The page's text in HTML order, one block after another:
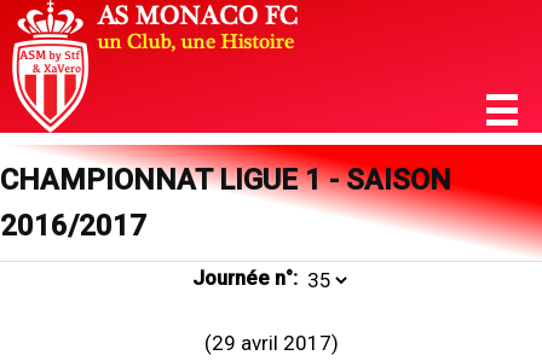
CHAMPIONNAT LIGUE 1 - SAISON
2016/2017
Journée n°:
(29 avril 2017)